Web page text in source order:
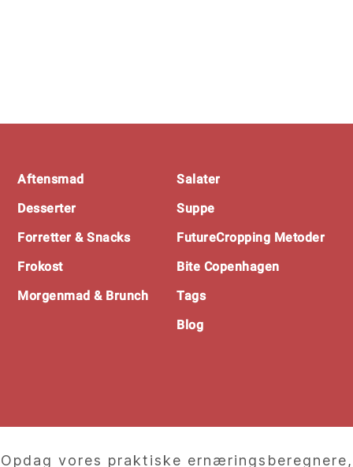
Footer
Aftensmad
Desserter
Forretter & Snacks
Frokost
Morgenmad & Brunch
Salater
Suppe
FutureCropping Metoder
Bite Copenhagen
Tags
Blog
Opdag vores praktiske ernæringsberegnere,